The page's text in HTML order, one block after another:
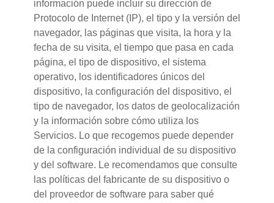
información puede incluir su dirección de
Protocolo de Internet (IP), el tipo y la versión del
navegador, las páginas que visita, la hora y la
fecha de su visita, el tiempo que pasa en cada
página, el tipo de dispositivo, el sistema
operativo, los identificadores únicos del
dispositivo, la configuración del dispositivo, el
tipo de navegador, los datos de geolocalización
y la información sobre cómo utiliza los
Servicios. Lo que recogemos puede depender
de la configuración individual de su dispositivo
y del software. Le recomendamos que consulte
las políticas del fabricante de su dispositivo o
del proveedor de software para saber qué